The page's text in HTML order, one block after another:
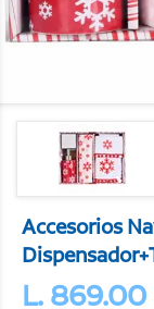
Accesorios
L. 869.00